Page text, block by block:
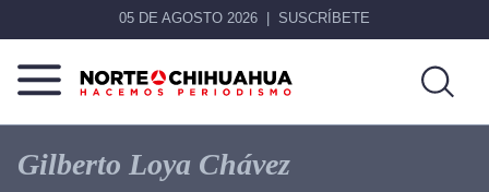
05 DE AGOSTO 2026 SUSCRÍBETE
Norte
De
Chihuahua
Más
que
noticias,
Gilberto Loya Chávez